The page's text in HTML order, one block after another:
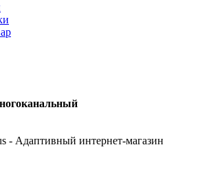
- Адаптивный интернет-магазин